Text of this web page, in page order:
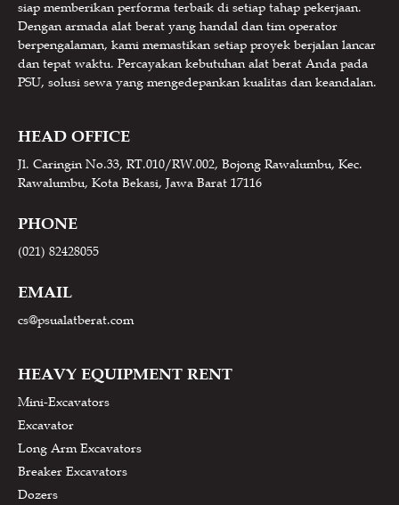
siap memberikan performa terbaik di setiap tahap pekerjaan.
Dengan armada alat berat yang handal dan tim operator
berpengalaman, kami memastikan setiap proyek berjalan lancar
dan tepat waktu. Percayakan kebutuhan alat berat Anda pada
PSU, solusi sewa yang mengedepankan kualitas dan keandalan.
HEAD OFFICE
Jl. Caringin No.33, RT.010/RW.002, Bojong Rawalumbu, Kec.
Rawalumbu, Kota Bekasi, Jawa Barat 17116
PHONE
(021) 82428055
EMAIL
cs@psualatberat.com
HEAVY EQUIPMENT RENT
Mini-Excavators
Excavator
Long Arm Excavators
Breaker Excavators
Dozers